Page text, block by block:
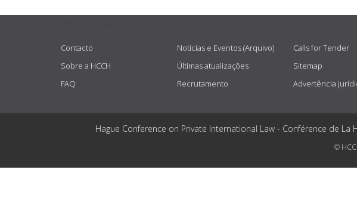
Contacto
Sobre a HCCH
FAQ
Notícias e Eventos (Arquivo)
Últimas atualizações
Recrutamento
Calls for Tender
Sitemap
Advertência
Hague Conference on Private International Law - Conférence de
©